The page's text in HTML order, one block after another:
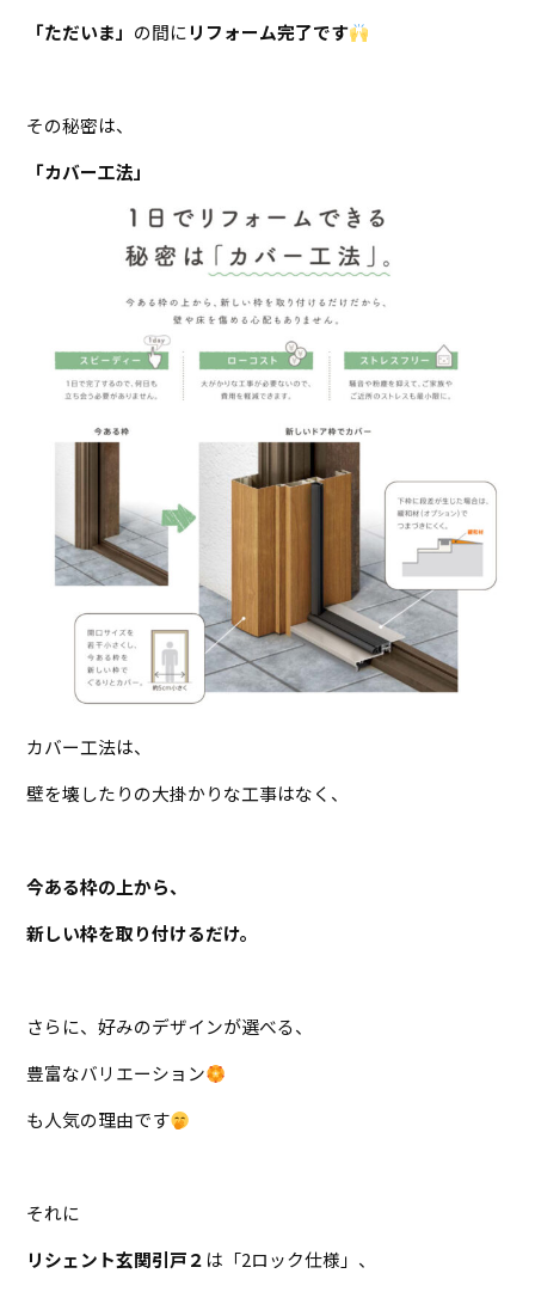
「ただいま」 の間にリフォーム完了です
その秘密は、
「カバー工法」
カバー工法は、
壁を壊したりの大掛かりな工事はなく、
今ある枠の上から、
新しい枠を取り付けるだけ。
さらに、好みのデザインが選べる、
豊富なバリエーション
も人気の理由です
それに
リシェント玄関引戸２ は「2ロック仕様」、